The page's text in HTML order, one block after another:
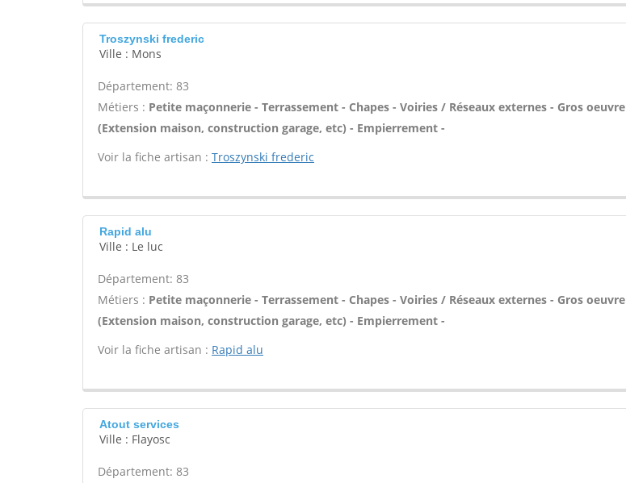
Troszynski frederic
Ville : Mons
Département: 83
Métiers : Petite maçonnerie - Terrassement - Chapes - Voiries / Réseaux externes - Gros oeuvre
(Extension maison, construction garage, etc) - Empierrement -
Voir la fiche artisan : Troszynski frederic
Rapid alu
Ville : Le luc
Département: 83
Métiers : Petite maçonnerie - Terrassement - Chapes - Voiries / Réseaux externes - Gros oeuvre
(Extension maison, construction garage, etc) - Empierrement -
Voir la fiche artisan : Rapid alu
Atout services
Ville : Flayosc
Département: 83